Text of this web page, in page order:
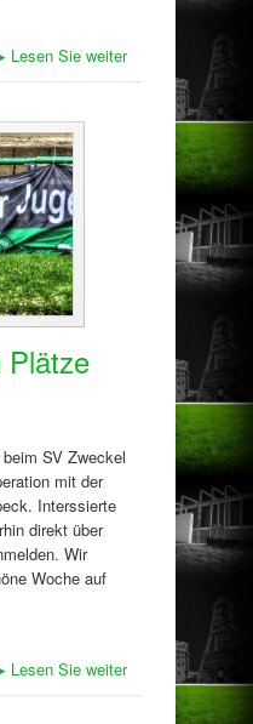
Lesen Sie weiter
Plätze
SV Zweckel
mit der
Interssierte
direkt über
Wir
Woche auf
Lesen Sie weiter